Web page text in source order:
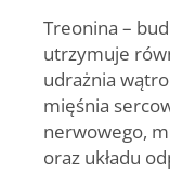
Treonina –
utrzymuje
udrażnia
mięśnia
nerwowego,
oraz układu